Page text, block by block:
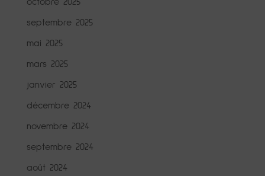
septembre 2025
mai 2025
mars 2025
janvier 2025
décembre 2024
novembre 2024
septembre 2024
août 2024